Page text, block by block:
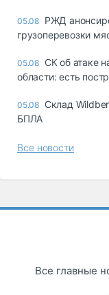
05.08 РЖД
грузоперевозки
05.08 СК об атаке
области: есть
05.08 Склад
БПЛА
Все новости
Все главные